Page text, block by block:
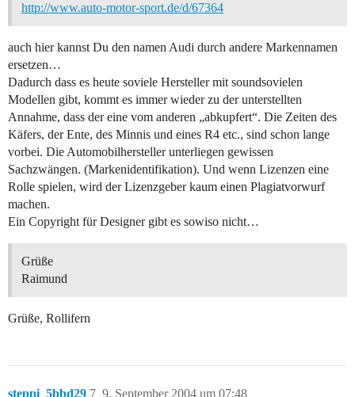
http://www.auto-motor-sport.de/d/67364
auch hier kannst Du den namen Audi durch andere Markennamen
ersetzen…
Dadurch dass es heute soviele Hersteller mit soundsovielen
Modellen gibt, kommt es immer wieder zu der unterstellten
Annahme, dass der eine vom anderen „abkupfert“. Die Zeiten des
Käfers, der Ente, des Minnis und eines R4 etc., sind schon lange
vorbei. Die Automobilhersteller unterliegen gewissen
Sachzwängen. (Markenidentifikation). Und wenn Lizenzen eine
Rolle spielen, wird der Lizenzgeber kaum einen Plagiatvorwurf
machen.
Ein Copyright für Designer gibt es sowiso nicht…
Grüße
Raimund
Grüße, Rollifern
steppi_5bbd29 9. September 2004 um 07:48
7